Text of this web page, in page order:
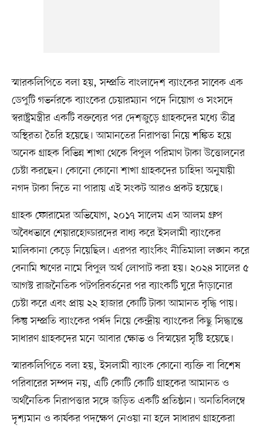
স্মারকলিপিতে বলা হয়, সম্প্রতি বাংলাদেশ ব্যাংকের সাবেক এক
ডেপুটি গভর্নরকে ব্যাংকের চেয়ারম্যান পদে নিয়োগ ও সংসদে
স্বরাষ্ট্রমন্ত্রীর একটি বক্তব্যের পর দেশজুড়ে গ্রাহকদের মধ্যে তীব্র
অস্থিরতা তৈরি হয়েছে। আমানতের নিরাপত্তা নিয়ে শঙ্কিত হয়ে
অনেক গ্রাহক বিভিন্ন শাখা থেকে বিপুল পরিমাণ টাকা উত্তোলনের
চেষ্টা করছেন। কোনো কোনো শাখা গ্রাহকদের চাহিদা অনুযায়ী
নগদ টাকা দিতে না পারায় এই সংকট আরও প্রকট হয়েছে।
গ্রাহক ফোরামের অভিযোগ, ২০১৭ সালেম এস আলম গ্রুপ
অবৈধভাবে শেয়ারহোল্ডারদের বাধ্য করে ইসলামী ব্যাংকের
মালিকানা কেড়ে নিয়েছিল। এরপর ব্যাংকিং নীতিমালা লঙ্ঘন করে
বেনামি ঋণের নামে বিপুল অর্থ লোপাট করা হয়। ২০২৪ সালের ৫
আগস্ট রাজনৈতিক পটপরিবর্তনের পর ব্যাংকটি ঘুরে দাঁড়ানোর
চেষ্টা করে এবং প্রায় ২২ হাজার কোটি টাকা আমানত বৃদ্ধি পায়।
কিন্তু সম্প্রতি ব্যাংকের পর্ষদ নিয়ে কেন্দ্রীয় ব্যাংকের কিছু সিদ্ধান্তে
সাধারণ গ্রাহকদের মনে আবার ক্ষোভ ও বিস্ময়ের সৃষ্টি হয়েছে।
স্মারকলিপিতে বলা হয়, ইসলামী ব্যাংক কোনো ব্যক্তি বা বিশেষ
পরিবারের সম্পদ নয়, এটি কোটি কোটি গ্রাহকের আমানত ও
অর্থনৈতিক নিরাপত্তার সঙ্গে জড়িত একটি প্রতিষ্ঠান। অনতিবিলম্বে
দৃশ্যমান ও কার্যকর পদক্ষেপ নেওয়া না হলে সাধারণ গ্রাহকেরা